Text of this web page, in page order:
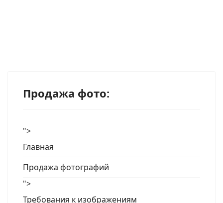
Продажа фото:
">
Главная
Продажа фотографий
">
Требования к изображениям